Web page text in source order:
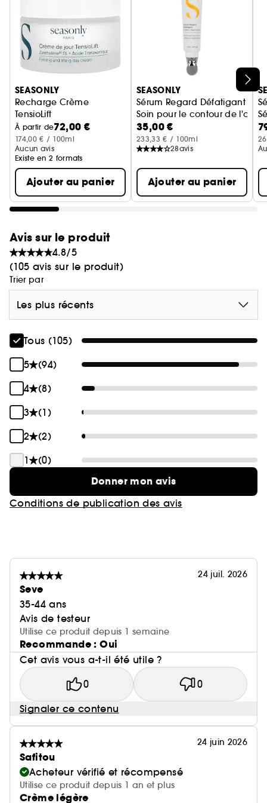
SEASONLY
Recharge Crème
TensioLift
Crème visage raffermissante et liftante
À partir de72,00 €
174,00 € / 100ml
Aucun avis
Existe en 2 formats
Ajouter au panier
SEASONLY
Sérum Regard Défatigant
Soin pour le contour de l'œil
35,00 €
233,33 € / 100ml
28avis
Ajouter au panier
Avis sur le produit
4.8/5
(105 avis sur le produit)
Trier par
Les plus récents
Tous (105)
5
(94)
4
(8)
3
(1)
2
(2)
1
(0)
Donner mon avis
Conditions de publication des avis
24 juil. 2026
Seve
35-44 ans
Avis de testeur
Utilise ce produit depuis 1 semaine
Recommande : Oui
Cet avis vous a-t-il été utile ?
0 0
Signaler ce contenu
24 juin 2026
Safitou
Acheteur vérifié et récompensé
Utilise ce produit depuis 1 an et plus
Crème légère